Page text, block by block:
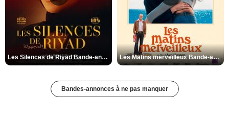
Les Silences de Riyad Bande-annonce VO STFR Les Matins merveilleux Bande-annonce VF
Bandes-annonces à ne pas manquer